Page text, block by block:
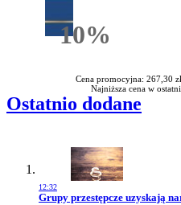
10%Rabatu
Cena promocyjna: 267,30
Najniższa cena w
Ostatnio dodane
12:32
Przejdź do artykułu:
Grupy przestępcze uzyskają